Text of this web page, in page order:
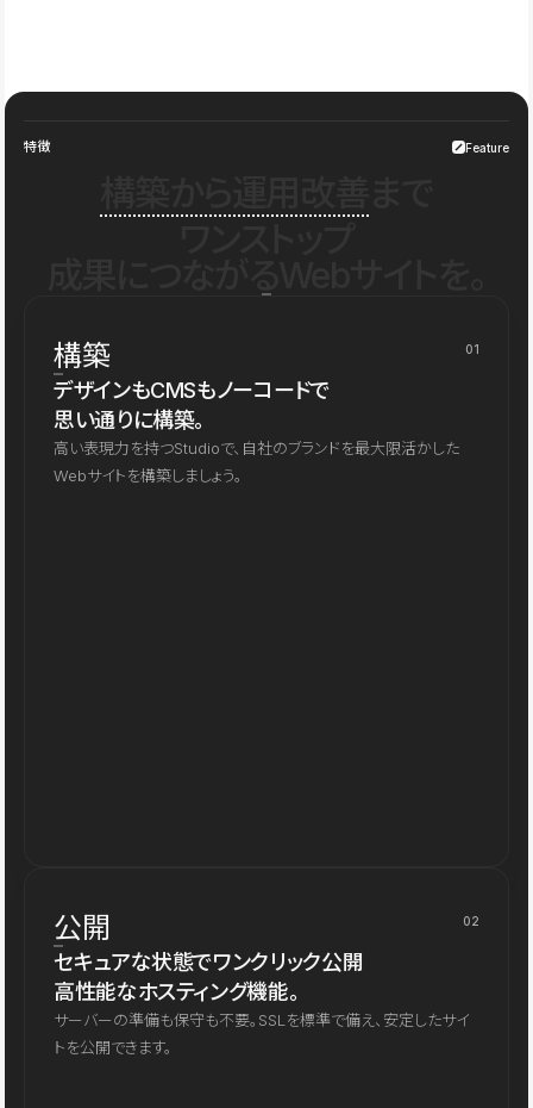
特徴 Feature
構築 01
デザインもCMSもノーコードで
思い通りに構築。
高い表現力を持つStudioで、自社のブランドを最大限活かした
Webサイトを構築しましょう。
公開 02
セキュアな状態でワンクリック公開
高性能なホスティング機能。
サーバーの準備も保守も不要。SSLを標準で備え、安定したサイ
トを公開できます。